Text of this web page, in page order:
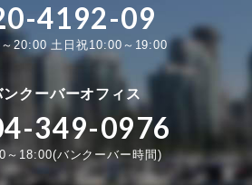
4192-09
20:00 土日祝10:00～19:00
ンクーバーオフィス
349-0976
～18:00(バンクーバー時間)